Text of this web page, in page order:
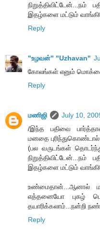
இதழ்களை மட்டும்
Reply
"உழவன்" "Uzhavan"
கோலங்கள் எனும்
Reply
மணிஜி
July 10,
/இந்த பதிவை
மனதை புரிந்துகொண்டால்
(பல வருடங்கள்
இதழ்களை மட்டும்
உண்மைதான்...ஆனால்
எத்தனையோ புகழ்
தயாரிக்கலாம்...நன்றி
Reply